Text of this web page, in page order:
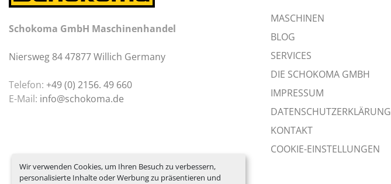
Wir verwenden Cookies, um Ihren Besuch zu verbessern,
personalisierte Inhalte oder Werbung zu präsentieren und
Schokoma GmbH Maschinenhandel
Niersweg 84 47877 Willich Germany
Telefon: +49 (0) 2156. 49 660
E-Mail: info@schokoma.de
MASCHINEN
BLOG
SERVICES
DIE SCHOKOMA GMBH
IMPRESSUM
DATENSCHUTZERKLÄRUNG
KONTAKT
COOKIE-EINSTELLUNGEN